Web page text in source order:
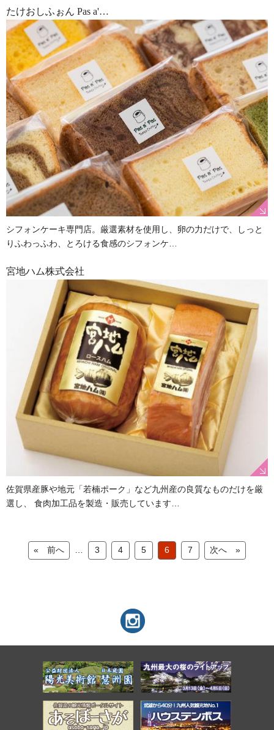
たけおしふぉん Pas a'…
シフォンケーキ専門店。厳選素材を使用し、卵の力だけで、しっと
りふわっふわ、とろける食感のシフォンケ…
宮地ハム株式会社
佐賀県産豚や地元「若楠ポーク」など九州産の良質なものだけを厳
選し、 食肉加工品を製造・販売しています…
« 前へ 3 4 5 6 7 次へ »